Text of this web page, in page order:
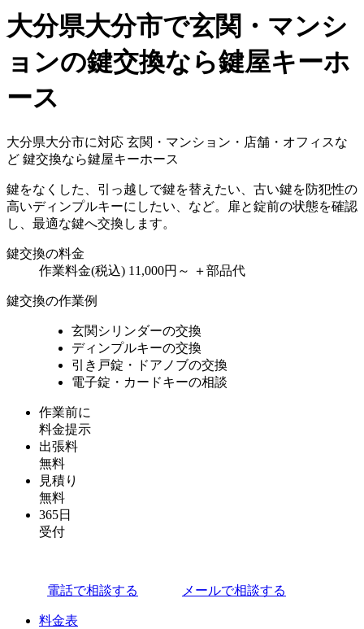
大分県大分市で玄関・マンシ
ョンの鍵交換なら鍵屋キーホ
ース
大分県大分市に対応 玄関・マンション・店舗・オフィスな
ど 鍵交換なら鍵屋キーホース
鍵をなくした、引っ越しで鍵を替えたい、古い鍵を防犯性の
高いディンプルキーにしたい、など。扉と錠前の状態を確認
し、最適な鍵へ交換します。
鍵交換の料金
作業料金(税込) 11,000円～ ＋部品代
鍵交換の作業例
玄関シリンダーの交換
ディンプルキーの交換
引き戸錠・ドアノブの交換
電子錠・カードキーの相談
作業前に
料金提示
出張料
無料
見積り
無料
365日
受付
電話で相談する メールで相談する
料金表